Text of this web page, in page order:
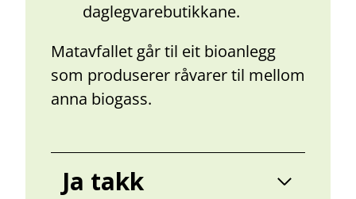
daglegvarebutikkane.
Matavfallet går til eit bioanlegg
som produserer råvarer til mellom
anna biogass.
Ja takk